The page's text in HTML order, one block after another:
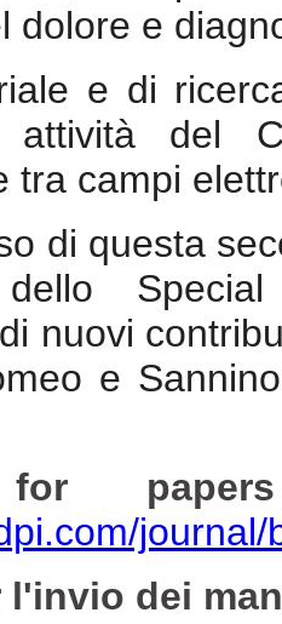
dolore e
e di
del
tra campi
di questa
nuovi
e
papers
l'invio dei